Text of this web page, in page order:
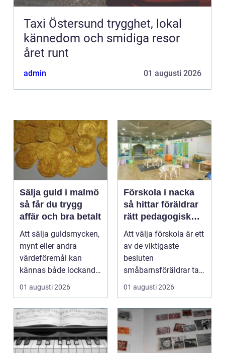
Taxi Östersund trygghet, lokal
kännedom och smidiga resor
året runt
admin 01 augusti 2026
Sälja guld i malmö
så får du trygg
affär och bra betalt
Att sälja guldsmycken,
mynt eller andra
värdeföremål kan
kännas både lockande
och osäkert på samma
01 augusti 2026
Förskola i nacka
så hittar föräldrar
rätt pedagogisk
trygghet
Att välja förskola är ett
av de viktigaste
besluten
småbarnsföräldrar tar.
Omsorg, trygghet,
pedagog...
01 augusti 2026